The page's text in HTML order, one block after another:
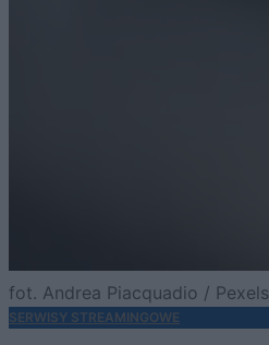
fot. Andrea Piacquadio / Pexels
SERWISY STREAMINGOWE